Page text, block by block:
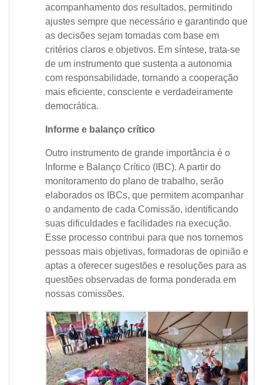
acompanhamento dos resultados, permitindo
ajustes sempre que necessário e garantindo que
as decisões sejam tomadas com base em
critérios claros e objetivos. Em síntese, trata-se
de um instrumento que sustenta a autonomia
com responsabilidade, tornando a cooperação
mais eficiente, consciente e verdadeiramente
democrática.
Informe e balanço crítico
Outro instrumento de grande importância é o
Informe e Balanço Crítico (IBC). A partir do
monitoramento do plano de trabalho, serão
elaborados os IBCs, que permitem acompanhar
o andamento de cada Comissão, identificando
suas dificuldades e facilidades na execução.
Esse processo contribui para que nos tornemos
pessoas mais objetivas, formadoras de opinião e
aptas a oferecer sugestões e resoluções para as
questões observadas de forma ponderada em
nossas comissões.